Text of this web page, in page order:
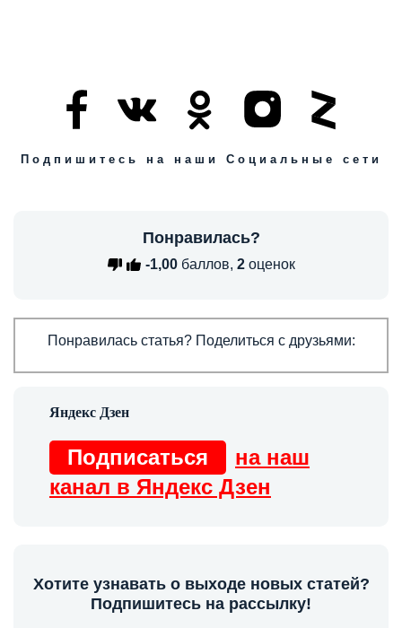
Подпишитесь на наши Социальные сети
Понравилась?
-1,00баллов, 2оценок
Понравилась статья? Поделиться с друзьями:
Подписаться
на наш
канал в Яндекс Дзен
Хотите узнавать о выходе новых статей?
Подпишитесь на рассылку!